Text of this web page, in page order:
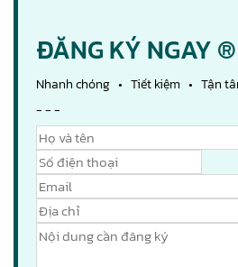
ĐĂNG KÝ NGAY ®
Nhanh chóng • Tiết kiệm • Tận
- - -